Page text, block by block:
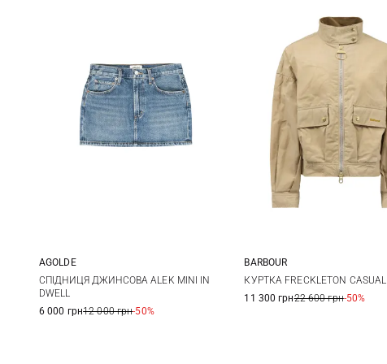
24 25 26 27
28
AGOLDE
СПІДНИЦЯ ДЖИНСОВА ALEK MINI IN
DWELL
6 000 грн12 000 грн-50%
8 10 12
BARBOUR
КУРТКА FRECKLETON CASUAL
11 300 грн22 600 грн-50%